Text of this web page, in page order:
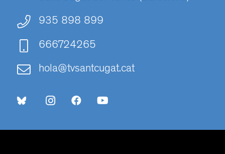
935 898 899
666724265
hola@tvsantcugat.cat